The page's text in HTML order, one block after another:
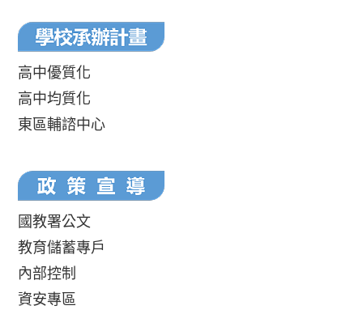
高中優質化
高中均質化
東區輔諮中心
國教署公文
教育儲蓄專戶
內部控制
資安專區